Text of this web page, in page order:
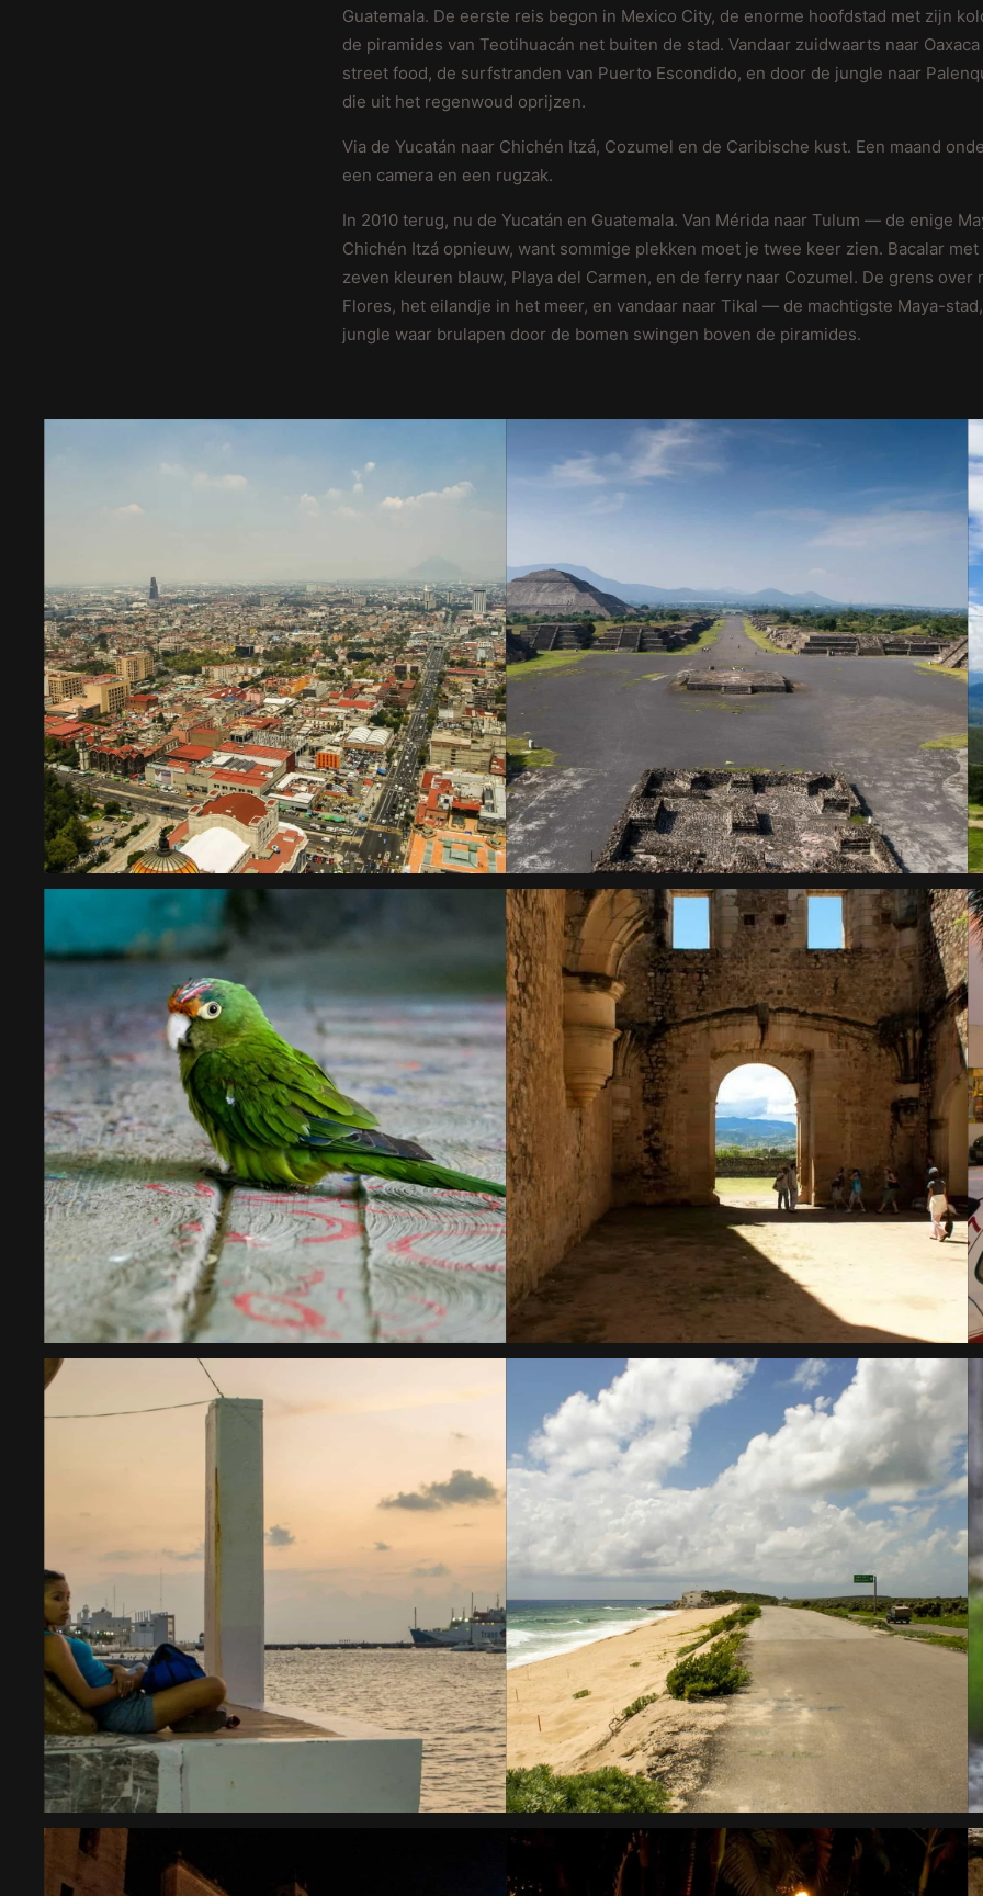
Guatemala. De eerste reis begon in Mexico City, de enorme hoofdstad met zijn
de piramides van Teotihuacán net buiten de stad. Vandaar zuidwaarts naar
street food, de surfstranden van Puerto Escondido, en door de jungle naar
die uit het regenwoud oprijzen.
Via de Yucatán naar Chichén Itzá, Cozumel en de Caribische kust. Een maand
een camera en een rugzak.
In 2010 terug, nu de Yucatán en Guatemala. Van Mérida naar Tulum — de enige
Chichén Itzá opnieuw, want sommige plekken moet je twee keer zien. Bacalar
zeven kleuren blauw, Playa del Carmen, en de ferry naar Cozumel. De grens over
Flores, het eilandje in het meer, en vandaar naar Tikal — de machtigste Maya-
jungle waar brulapen door de bomen swingen boven de piramides.